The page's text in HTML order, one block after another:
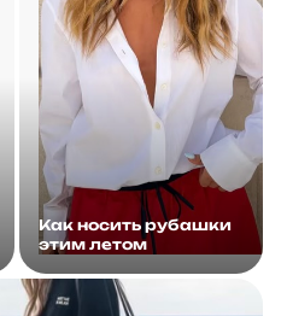
Как носить рубашки
этим летом